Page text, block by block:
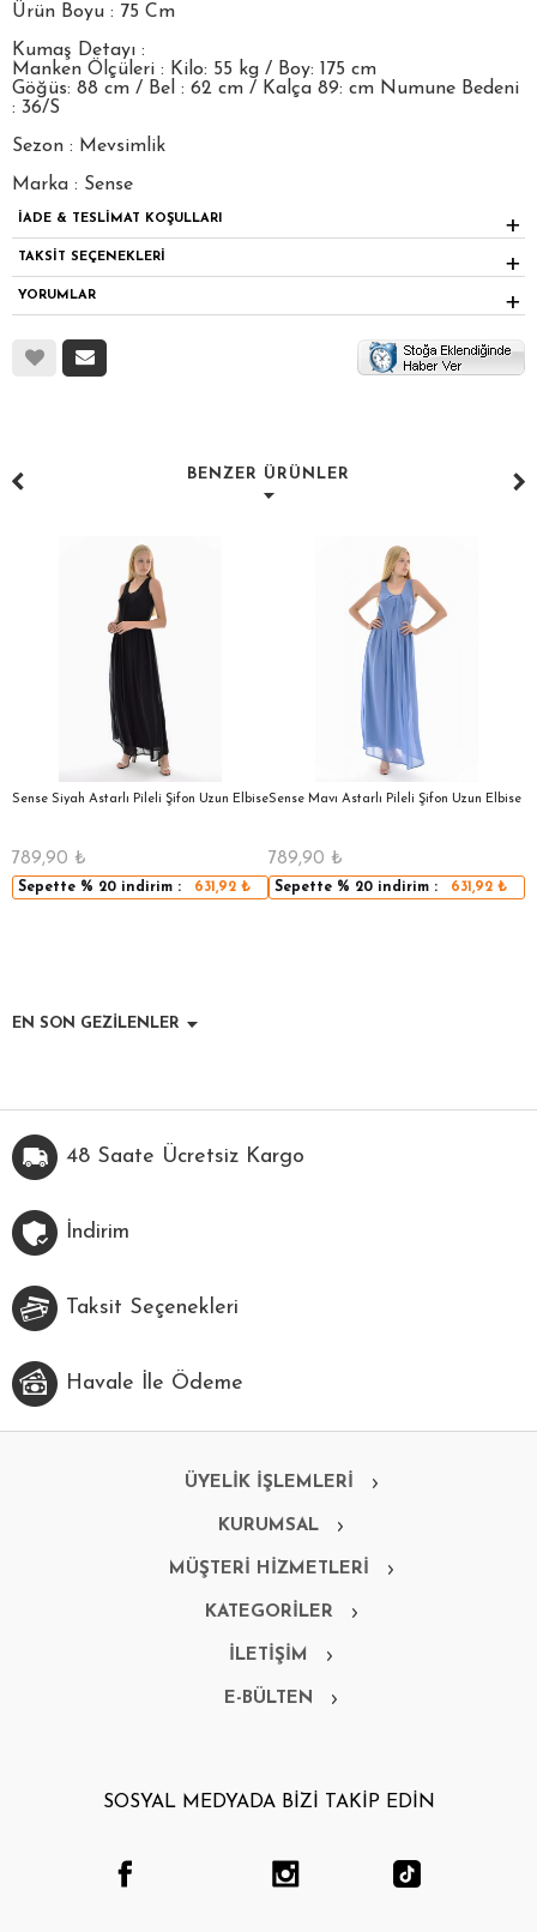
Ürün Boyu : 75 Cm
Kumaş Detayı :
Manken Ölçüleri : Kilo: 55 kg / Boy: 175 cm
Göğüs: 88 cm / Bel : 62 cm / Kalça 89: cm Numune Bedeni
: 36/S
Sezon : Mevsimlik
Marka : Sense
İADE & TESLİMAT KOŞULLARI
TAKSİT SEÇENEKLERİ
YORUMLAR
BENZER ÜRÜNLER
Sense Siyah Astarlı Pileli Şifon Uzun Elbise
789,90 ₺
Sepette % 20 indirim : 631,92₺
Sense Mavı Astarlı Pileli Şifon Uzun Elbise
789,90 ₺
Sepette % 20 indirim : 631,92₺
EN SON GEZİLENLER
48 Saate Ücretsiz Kargo
İndirim
Taksit Seçenekleri
Havale İle Ödeme
ÜYELİK İŞLEMLERİ
KURUMSAL
MÜŞTERİ HİZMETLERİ
KATEGORİLER
İLETİŞİM
E-BÜLTEN
SOSYAL MEDYADA BİZİ TAKİP EDİN